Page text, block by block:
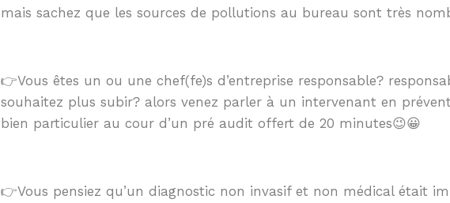
mais sachez que les sources de pollutions au bureau sont très
👉Vous êtes un ou une chef(fe)s d’entreprise responsable?
souhaitez plus subir? alors venez parler à un intervenant en
bien particulier au cour d’un pré audit offert de 20 minutes😉😀
👉Vous pensiez qu’un diagnostic non invasif et non médical était